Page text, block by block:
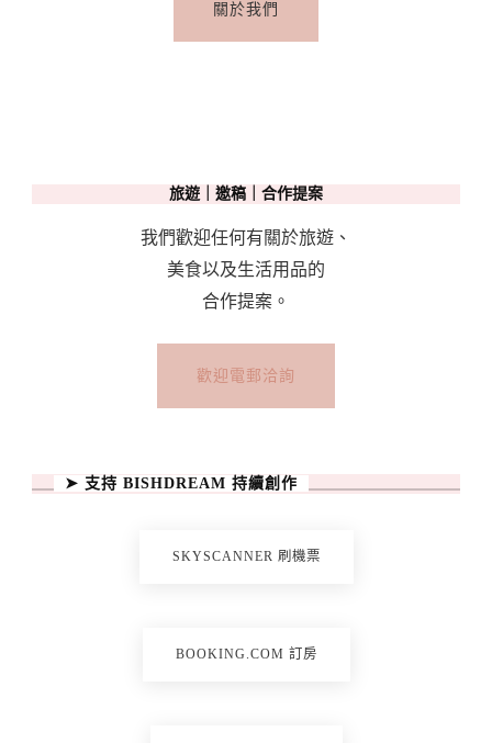
關於我們
旅遊｜邀稿｜合作提案
我們歡迎任何有關於旅遊、
美食以及生活用品的
合作提案。
歡迎電郵洽詢
➤ 支持 BISHDREAM 持續創作
SKYSCANNER 刷機票
BOOKING.COM 訂房